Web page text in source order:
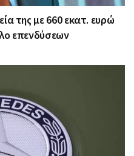
της με 660 εκατ. ευρώ
επενδύσεων